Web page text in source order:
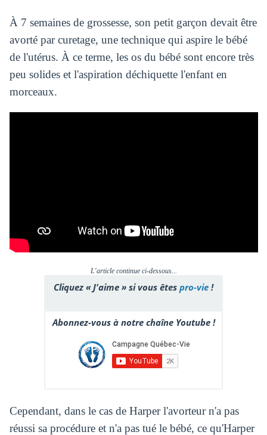
À 7 semaines de grossesse, son petit garçon devait être
avorté par curetage, une technique qui aspire le bébé
de l'utérus. À ce terme, les os du bébé sont encore très
peu solides et l'aspiration déchiquette l'enfant en
morceaux.
L'article continue ci-dessous...
Cliquez « J'aime » si vous êtes pro-vie !
Abonnez-vous à notre chaîne Youtube !
Cependant, dans le cas de Harper l'avorteur n'a pas
réussi sa procédure et n'a pas tué le bébé, ce qu'Harper